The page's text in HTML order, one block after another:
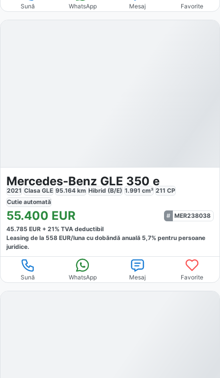
Sună WhatsApp Mesaj Favorite
Mercedes-Benz GLE 350 e
2021 Clasa GLE 95.164 km Hibrid (B/E) 1.991 cm³ 211 CP
Cutie automată
55.400 EUR
MER238038
45.785 EUR + 21% TVA deductibil
Leasing de la 558 EUR/luna cu dobăndă anuală 5,7% pentru persoane
juridice.
Sună WhatsApp Mesaj Favorite